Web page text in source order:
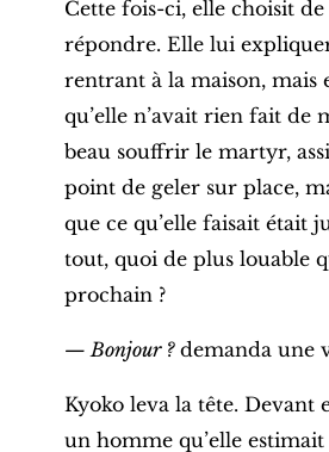
Cette fois-ci, elle choisit
répondre. Elle lui
rentrant à la maison, mais
qu’elle n’avait rien fait de
beau souffrir le martyr,
point de geler sur place,
que ce qu’elle faisait était
tout, quoi de plus louable
prochain ?
— Bonjour ?demanda une
Kyoko leva la tête. Devant
un homme qu’elle